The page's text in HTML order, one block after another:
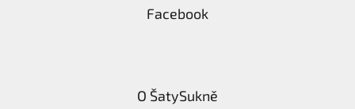
Facebook
O ŠatySukně